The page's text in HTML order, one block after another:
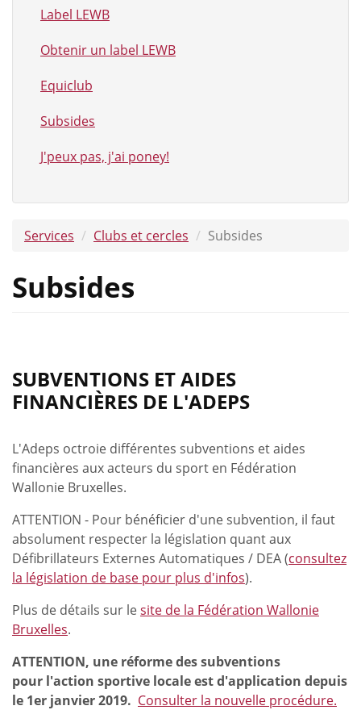
Label LEWB
Obtenir un label LEWB
Equiclub
Subsides
J'peux pas, j'ai poney!
Services Clubs et cercles Subsides
Subsides
SUBVENTIONS ET AIDES
FINANCIÈRES DE L'ADEPS
L'Adeps octroie différentes subventions et aides
financières aux acteurs du sport en Fédération
Wallonie Bruxelles.
ATTENTION - Pour bénéficier d'une subvention, il faut
absolument respecter la législation quant aux
Défibrillateurs Externes Automatiques / DEA (consultez
la législation de base pour plus d'infos).
Plus de détails sur lesite de la Fédération Wallonie
Bruxelles.
ATTENTION, une réforme des subventions
pour l'action sportive locale est d'application depuis
le 1er janvier 2019. Consulter la nouvelle procédure.